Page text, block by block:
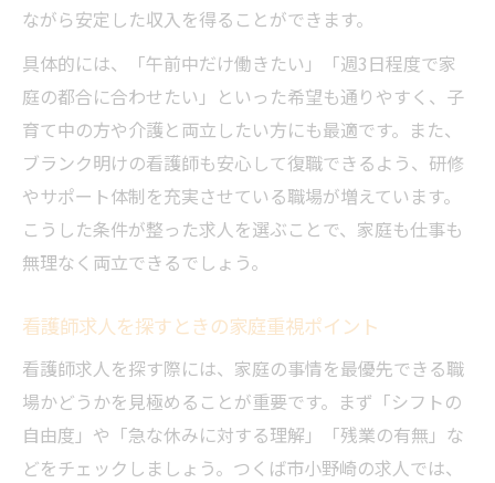
ながら安定した収入を得ることができます。
具体的には、「午前中だけ働きたい」「週3日程度で家
庭の都合に合わせたい」といった希望も通りやすく、子
育て中の方や介護と両立したい方にも最適です。また、
ブランク明けの看護師も安心して復職できるよう、研修
やサポート体制を充実させている職場が増えています。
こうした条件が整った求人を選ぶことで、家庭も仕事も
無理なく両立できるでしょう。
看護師求人を探すときの家庭重視ポイント
看護師求人を探す際には、家庭の事情を最優先できる職
場かどうかを見極めることが重要です。まず「シフトの
自由度」や「急な休みに対する理解」「残業の有無」な
どをチェックしましょう。つくば市小野崎の求人では、